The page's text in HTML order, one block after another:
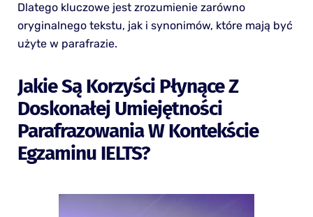
Dlatego kluczowe jest zrozumienie zarówno
oryginalnego tekstu, jak i synonimów, które mają być
użyte w parafrazie.
Jakie Są Korzyści Płynące Z
Doskonałej Umiejętności
Parafrazowania W Kontekście
Egzaminu IELTS?